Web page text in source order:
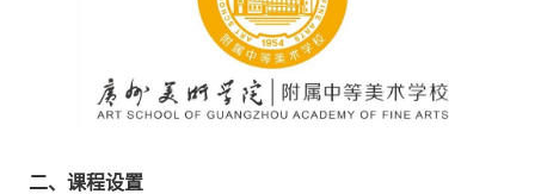
二、课程设置